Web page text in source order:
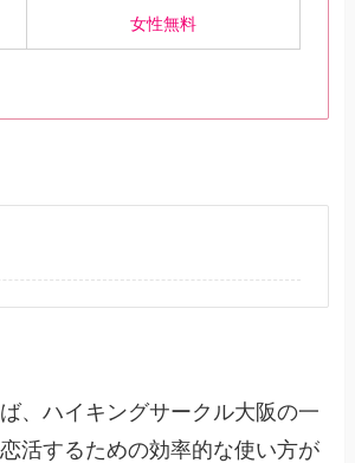
女性無料
、ハイキングサークル大阪の一
活するための効率的な使い方が